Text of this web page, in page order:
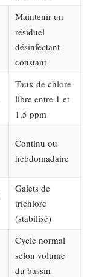
Maintenir un
résiduel
désinfectant
constant
Taux de chlore
libre entre 1 et
1,5 ppm
Continu ou
hebdomadaire
Galets de
trichlore
(stabilisé)
Cycle normal
selon volume
du bassin